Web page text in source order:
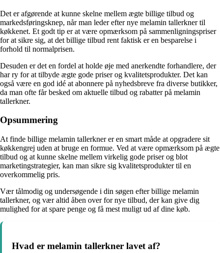
Det er afgørende at kunne skelne mellem ægte billige tilbud og
markedsføringsknep, når man leder efter nye melamin tallerkner til
køkkenet. Et godt tip er at være opmærksom på sammenligningspriser
for at sikre sig, at det billige tilbud rent faktisk er en besparelse i
forhold til normalprisen.
Desuden er det en fordel at holde øje med anerkendte forhandlere, der
har ry for at tilbyde ægte gode priser og kvalitetsprodukter. Det kan
også være en god idé at abonnere på nyhedsbreve fra diverse butikker,
da man ofte får besked om aktuelle tilbud og rabatter på melamin
tallerkner.
Opsummering
At finde billige melamin tallerkner er en smart måde at opgradere sit
køkkengrej uden at bruge en formue. Ved at være opmærksom på ægte
tilbud og at kunne skelne mellem virkelig gode priser og blot
marketingstrategier, kan man sikre sig kvalitetsprodukter til en
overkommelig pris.
Vær tålmodig og undersøgende i din søgen efter billige melamin
tallerkner, og vær altid åben over for nye tilbud, der kan give dig
mulighed for at spare penge og få mest muligt ud af dine køb.
Hvad er melamin tallerkner lavet af?